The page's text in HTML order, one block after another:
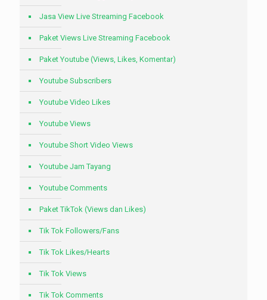
Jasa View Live Streaming Facebook
Paket Views Live Streaming Facebook
Paket Youtube (Views, Likes, Komentar)
Youtube Subscribers
Youtube Video Likes
Youtube Views
Youtube Short Video Views
Youtube Jam Tayang
Youtube Comments
Paket TikTok (Views dan Likes)
Tik Tok Followers/Fans
Tik Tok Likes/Hearts
Tik Tok Views
Tik Tok Comments